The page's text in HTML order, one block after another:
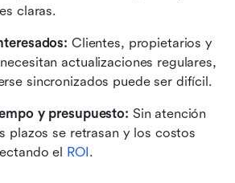
claras.
Clientes, propietarios y
actualizaciones regulares,
sincronizados puede ser difícil.
y presupuesto: Sin atención
plazos se retrasan y los costos
el ROI.